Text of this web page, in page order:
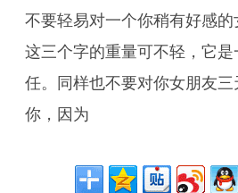
不要轻易对一个你稍有好感的
这三个字的重量可不轻，它
任。同样也不要对你女朋友
你，因为